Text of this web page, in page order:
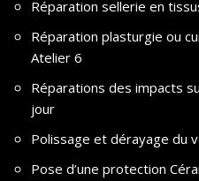
Réparation sellerie en
Réparation plasturgie ou
Atelier 6
Réparations des impacts
jour
Polissage et dérayage du
Pose d’une protection